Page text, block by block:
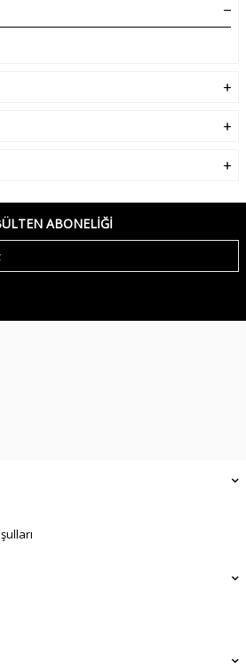
ABONELIĞI